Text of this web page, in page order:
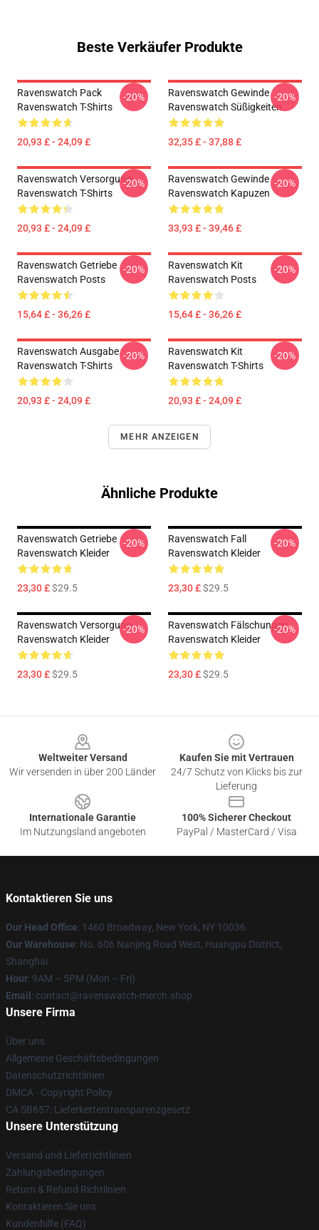
Beste Verkäufer Produkte
Ravenswatch Pack
Ravenswatch T-Shirts
20,93 £ - 24,09 £
-20%
Ravenswatch Gewinde
Ravenswatch Süßigkeiten
32,35 £ - 37,88 £
-20%
Ravenswatch Versorgung
Ravenswatch T-Shirts
20,93 £ - 24,09 £
-20%
Ravenswatch Gewinde
Ravenswatch Kapuzen
33,93 £ - 39,46 £
-20%
Ravenswatch Getriebe
Ravenswatch Posts
15,64 £ - 36,26 £
-20%
Ravenswatch Kit
Ravenswatch Posts
15,64 £ - 36,26 £
-20%
Ravenswatch Ausgabe
Ravenswatch T-Shirts
20,93 £ - 24,09 £
-20%
Ravenswatch Kit
Ravenswatch T-Shirts
20,93 £ - 24,09 £
-20%
MEHR ANZEIGEN
Ähnliche Produkte
Ravenswatch Getriebe
Ravenswatch Kleider
23,30 £$29.5
-20%
Ravenswatch Fall
Ravenswatch Kleider
23,30 £$29.5
-20%
Ravenswatch Versorgung
Ravenswatch Kleider
23,30 £$29.5
-20%
Ravenswatch Fälschungen
Ravenswatch Kleider
23,30 £$29.5
-20%
Weltweiter Versand
Wir versenden in über 200 Länder
Kaufen Sie mit Vertrauen
24/7 Schutz von Klicks bis zur
Lieferung
Internationale Garantie
Im Nutzungsland angeboten
100% Sicherer Checkout
PayPal / MasterCard / Visa
Kontaktieren Sie uns
Our Head Office: 1460 Broadway, New York, NY 10036
Our Warehouse: No. 606 Nanjing Road West, Huangpu District,
Shanghai
Hour: 9AM – 5PM (Mon – Fri)
Email : contact@ravenswatch-merch.shop
Unsere Firma
Über uns
Allgemeine Geschäftsbedingungen
Datenschutzrichtlinien
DMCA - Copyright Policy
CA SB657: Lieferkettentransparenzgesetz
Unsere Unterstützung
Versand und Lieferrichtlinien
Zahlungsbedingungen
Return & Refund Richtlinien
Kontaktieren Sie uns
Kundenhilfe (FAQ)